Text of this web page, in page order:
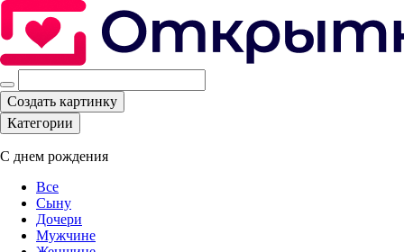
Создать картинку
Категории
С днем рождения
Все
Сыну
Дочери
Мужчине